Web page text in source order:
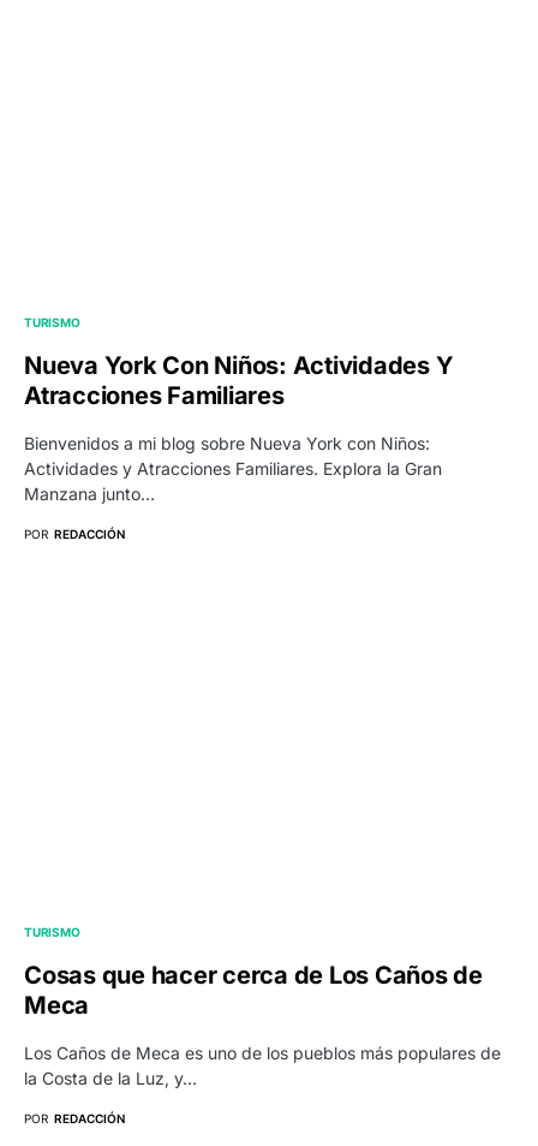
TURISMO
Nueva York Con Niños: Actividades Y
Atracciones Familiares
Bienvenidos a mi blog sobre Nueva York con Niños:
Actividades y Atracciones Familiares. Explora la Gran
Manzana junto…
POR REDACCIÓN
TURISMO
Cosas que hacer cerca de Los Caños de
Meca
Los Caños de Meca es uno de los pueblos más populares de
la Costa de la Luz, y…
POR REDACCIÓN